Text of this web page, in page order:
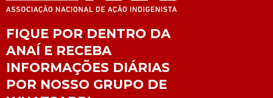
FIQUE POR DENTRO DA
ANAÍ E RECEBA
INFORMAÇÕES DIÁRIAS
POR NOSSO GRUPO DE